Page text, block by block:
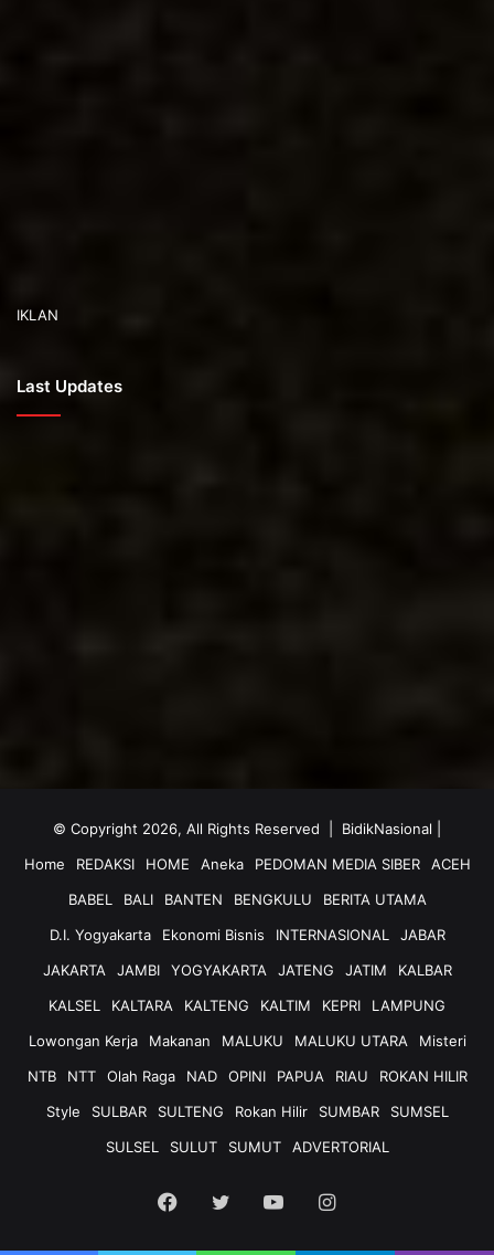
IKLAN
Last Updates
© Copyright 2026, All Rights Reserved | BidikNasional
Home
REDAKSI HOME Aneka PEDOMAN MEDIA SIBER
ACEH
BABEL
BALI BANTEN BENGKULU
BERITA UTAMA
D.I. Yogyakarta
Ekonomi Bisnis INTERNASIONAL
JABAR
JAKARTA
JAMBI YOGYAKARTA JATENG JATIM
KALBAR
KALSEL
KALTARA KALTENG KALTIM KEPRI
LAMPUNG
Lowongan Kerja
Makanan MALUKU MALUKU UTARA
Misteri
NTB
NTT Olah Raga NAD OPINI PAPUA RIAU
ROKAN HILIR
Style
SULBAR SULTENG Rokan Hilir SUMBAR
SUMSEL
SULSEL
SULUT SUMUT ADVERTORIAL
Facebook
Twitter YouTubeInstagram